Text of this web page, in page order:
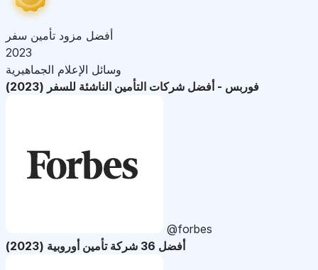
أفضل مزود تأمين سفر
2023
وسائل الإعلام الجماهيرية
فوربس - أفضل شركات التأمين الناشئة للسفر (2023)
@forbes
أفضل 36 شركة تأمين أوروبية (2023)